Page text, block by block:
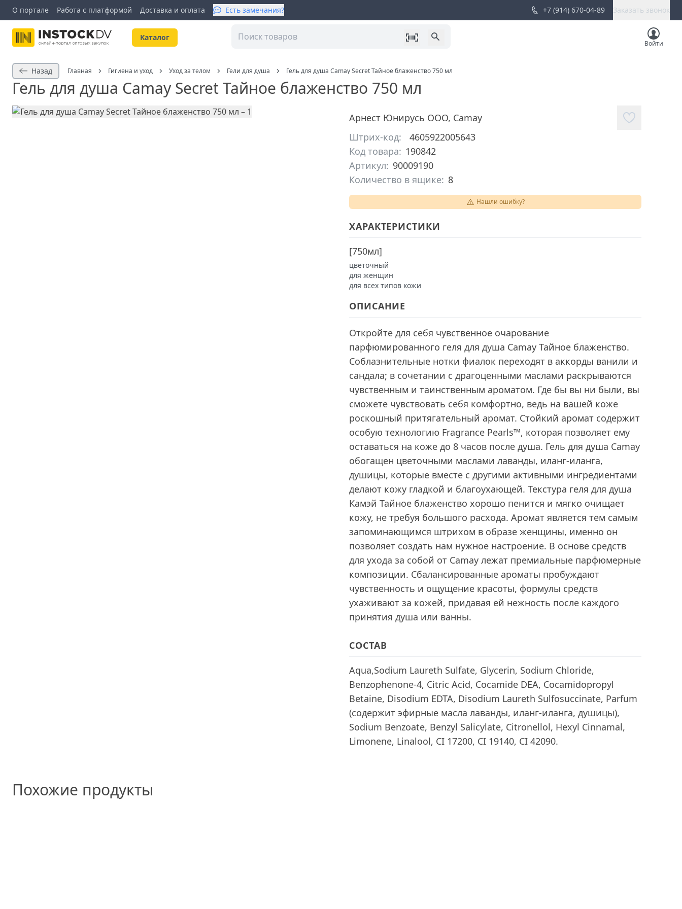
О портале Работа с платформой Доставка и оплата Есть замечания? +7 (914) 670-04-89 Заказать звонок
Kаталог
Войти
Назад Главная Гигиена и уход Уход за телом Гели для душа Гель для душа Camay Secret Тайное блаженство 750 мл
Гель для душа Camay Secret Тайное блаженство 750 мл
Арнест Юнирусь ООО, Camay
Штрих-код:
4605922005643
Код товара: 190842
Артикул: 90009190
Количество в ящике: 8
Нашли ошибку?
ХАРАКТЕРИСТИКИ
[750мл]
цветочный
для женщин
для всех типов кожи
ОПИСАНИЕ
Откройте для себя чувственное очарование
парфюмированного геля для душа Camay Тайное блаженство.
Соблазнительные нотки фиалок переходят в аккорды ванили и
сандала; в сочетании с драгоценными маслами раскрываются
чувственным и таинственным ароматом. Где бы вы ни были, вы
сможете чувствовать себя комфортно, ведь на вашей коже
роскошный притягательный аромат. Стойкий аромат содержит
особую технологию Fragrance Pearls™, которая позволяет ему
оставаться на коже до 8 часов после душа. Гель для душа Camay
обогащен цветочными маслами лаванды, иланг-иланга,
душицы, которые вместе с другими активными ингредиентами
делают кожу гладкой и благоухающей. Текстура геля для душа
Камэй Тайное блаженство хорошо пенится и мягко очищает
кожу, не требуя большого расхода. Аромат является тем самым
запоминающимся штрихом в образе женщины, именно он
позволяет создать нам нужное настроение. В основе средств
для ухода за собой от Camay лежат премиальные парфюмерные
композиции. Сбалансированные ароматы пробуждают
чувственность и ощущение красоты, формулы средств
ухаживают за кожей, придавая ей нежность после каждого
принятия душа или ванны.
СОСТАВ
Aqua,Sodium Laureth Sulfate, Glycerin, Sodium Chloride,
Benzophenone-4, Citric Acid, Cocamide DEA, Cocamidopropyl
Betaine, Disodium EDTA, Disodium Laureth Sulfosuccinate, Parfum
(содержит эфирные масла лаванды, иланг-иланга, душицы),
Sodium Benzoate, Benzyl Salicylate, Citronellol, Hexyl Cinnamal,
Limonene, Linalool, CI 17200, CI 19140, CI 42090.
Похожие продукты